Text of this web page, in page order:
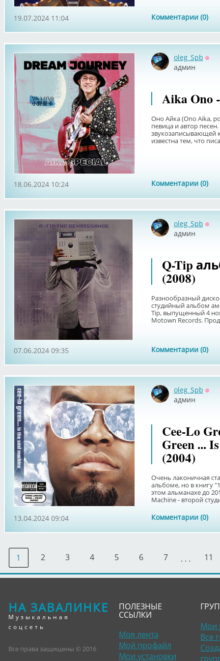
Комментарии (0)
19.07.2024 11:04
oleg_Spb
админ
Aika Ono
Оно Айка (Ono Aika,
певица и автор
звукозаписывающей
известна тем, что
Комментарии (0)
18.06.2024 10:24
oleg_Spb
админ
Q-Tip
(2008)
Разнообразный
студийный альбом
Tip, выпущенный 4
Motown Records.
Комментарии (0)
07.06.2024 09:35
oleg_Spb
админ
Cee-Lo
Green ...
(2004)
Очень лаконичная
альбоме, но в книгу
этом альманахе до
Machine - второй
Комментарии (0)
13.04.2024 09:04
1 2 3 4 5 6 7 . . . 11
НА ЗАВАЛИНКЕ
Музыкальная
соцсеть
Все права защищены © 2016
ПОЛЕЗНЫЕ
ССЫЛКИ
Моя лента
Мой профайл
Мои установки
Мои
Все